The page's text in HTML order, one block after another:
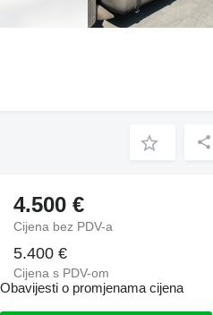
4.500 €
Cijena bez PDV-a
5.400 €
Cijena s PDV-om
Obavijesti o promjenama cijena